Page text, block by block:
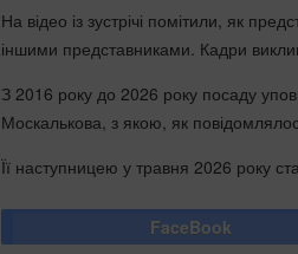
На відео із зустрічі помітили, як
іншими представниками. Кадри
З 2016 року до 2026 року посаду
Москалькова, з якою, як
Її наступницею у травня 2026 року
FaceBook